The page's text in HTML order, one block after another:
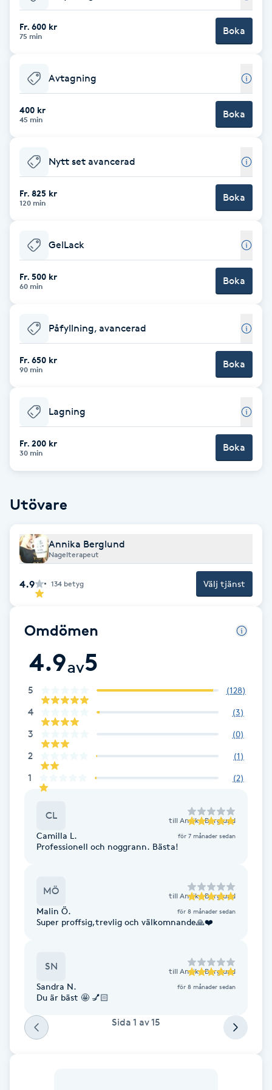
Babylights
Balayage
Barber
Barnklippning
BIAB
Blowout
Bottenfärg
Brynfärgning
Brynplockning
Celluliter
Color correction
Cryoterapi
Damklippning
Dermapen
Diamantslipning
Enzympeeling
Extensions
Extensions borttagning
Eyeliner-tatuering
Faceliftmassage
Fettreducering
Fibromassage
Fillers
Fr. 600 kr
75 min Boka
Avtagning
400 kr
45 min Boka
Nytt set avancerad
Fr. 825 kr
120 min Boka
GelLack
Fr. 500 kr
60 min Boka
Påfyllning, avancerad
Fr. 650 kr
90 min Boka
Lagning
Fr. 200 kr
30 min Boka
Utövare
Annika Berglund
Nagelterapeut
4.9 134 betyg Välj tjänst
Omdömen
4.9av5
5 (128)
4 (3)
3 (0)
2 (1)
1 (2)
CL till Annika Berglund
Camilla L. för 7 månader sedan
Professionell och noggrann. Bästa!
MÖ till Annika Berglund
Malin Ö. för 8 månader sedan
Super proffsig,trevlig och välkomnande🙏❤️
SN till Annika Berglund
Sandra N. för 8 månader sedan
Du är bäst 🤩 💅🏻
Sida 1 av15